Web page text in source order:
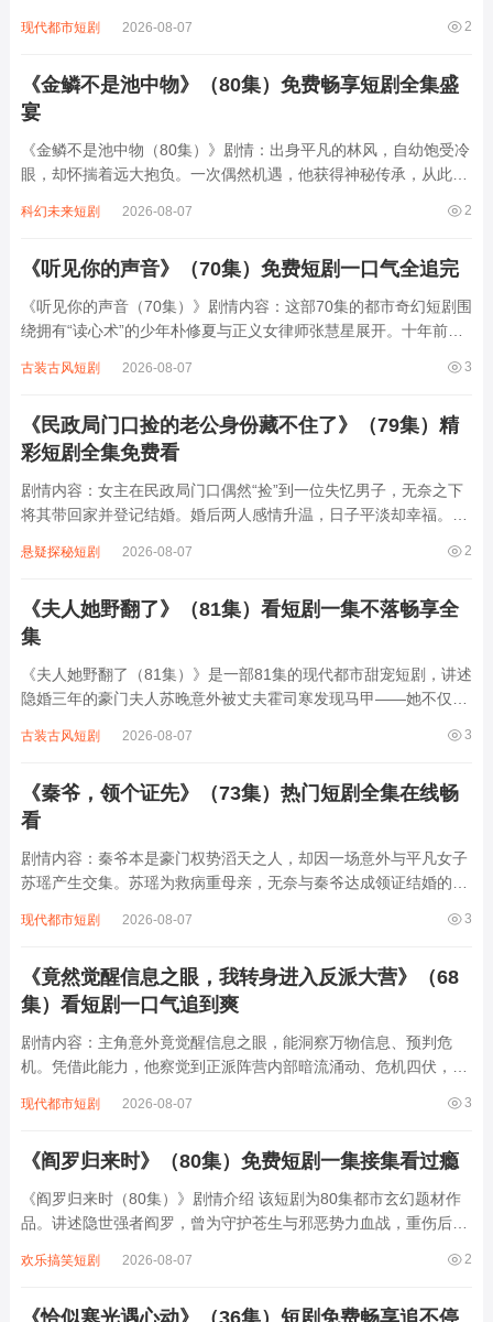
凭借超凡身手与智慧，一边化解家族危机，一边结识了一群性格各
2
现代都市短剧 2026-08-07
《金鳞不是池中物》（80集）免费畅享短剧全集盛
宴
《金鳞不是池中物（80集）》剧情：出身平凡的林风，自幼饱受冷
眼，却怀揣着远大抱负。一次偶然机遇，他获得神秘传承，从此人
与各方势力斗智斗勇，化解重重危机，打造出商业帝国。感情上，
2
科幻未来短剧 2026-08-07
《听见你的声音》（70集）免费短剧一口气全追完
《听见你的声音（70集）》剧情内容：这部70集的都市奇幻短剧围
绕拥有“读心术”的少年朴修夏与正义女律师张慧星展开。十年前，
年龄太小无法为父亲作证。十年后，已成为律师的慧星意外卷入修
3
古装古风短剧 2026-08-07
《民政局门口捡的老公身份藏不住了》（79集）精
彩短剧全集免费看
剧情内容：女主在民政局门口偶然“捡”到一位失忆男子，无奈之下
将其带回家并登记结婚。婚后两人感情升温，日子平淡却幸福。然
人，背后有着复杂的商业斗争和家族恩怨。随着身份逐渐暴露，各
2
悬疑探秘短剧 2026-08-07
《夫人她野翻了》（81集）看短剧一集不落畅享全
集
《夫人她野翻了（81集）》是一部81集的现代都市甜宠短剧，讲述
隐婚三年的豪门夫人苏晚意外被丈夫霍司寒发现马甲——她不仅是
为自己掌控全局时，苏晚却用一场精心策划的“离婚局”反将一军，
3
古装古风短剧 2026-08-07
《秦爷，领个证先》（73集）热门短剧全集在线畅
看
剧情内容：秦爷本是豪门权势滔天之人，却因一场意外与平凡女子
苏瑶产生交集。苏瑶为救病重母亲，无奈与秦爷达成领证结婚的交
恩怨不断涌现，各方势力觊觎秦家产业，试图破坏他们的感情。苏
3
现代都市短剧 2026-08-07
《竟然觉醒信息之眼，我转身进入反派大营》（68
集）看短剧一口气追到爽
剧情内容：主角意外竟觉醒信息之眼，能洞察万物信息、预判危
机。凭借此能力，他察觉到正派阵营内部暗流涌动、危机四伏，而
派大营。在这充满算计与阴谋的地方，他凭借信息之眼一次次识破
3
现代都市短剧 2026-08-07
《阎罗归来时》（80集）免费短剧一集接集看过瘾
《阎罗归来时（80集）》剧情介绍 该短剧为80集都市玄幻题材作
品。讲述隐世强者阎罗，曾为守护苍生与邪恶势力血战，重伤后隐
序、危害人间。阎罗感知到危机，毅然决定归来。他凭借超凡实力
2
欢乐搞笑短剧 2026-08-07
《恰似寒光遇心动》（36集）短剧免费畅享追不停